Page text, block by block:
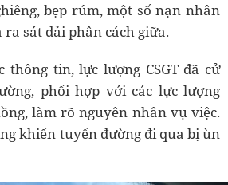
bẹp rúm, một số nạn nhân
sát dải phân cách giữa.
thông tin, lực lượng CSGT đã cử
phối hợp với các lực lượng
làm rõ nguyên nhân vụ việc.
khiến tuyến đường đi qua bị ùn